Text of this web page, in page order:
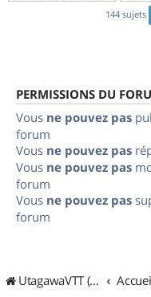
144 sujets
PERMISSIONS DU
Vous ne pouvez pas
forum
Vous ne pouvez pas
Vous ne pouvez pas
forum
Vous ne pouvez pas
forum
UtagawaVTT (Randos VTT et VTTAE avec traces GPS)